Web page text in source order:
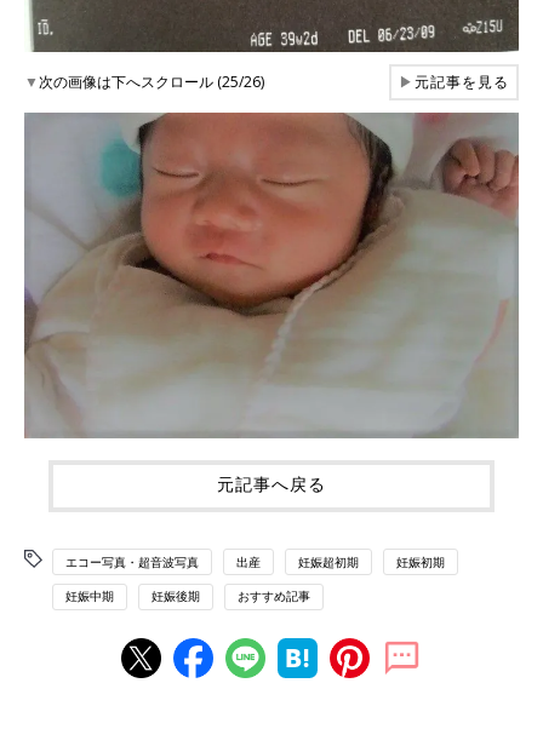
▼次の画像は下へスクロール (25/26) ▶元記事を見る
元記事へ戻る
エコー写真・超音波写真 出産 妊娠超初期 妊娠初期
妊娠中期 妊娠後期 おすすめ記事